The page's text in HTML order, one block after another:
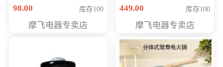
98.00
库存100
摩飞电器专卖店
专享价366元
449.00 库存100
摩飞电器专卖店